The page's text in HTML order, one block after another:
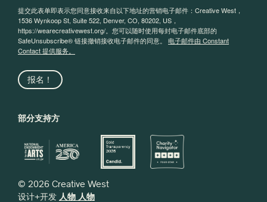
提交此表单即表示您同意接收来自以下地址的营销电子邮件：Creative West，
1536 Wynkoop St, Suite 522, Denver, CO, 80202, US，
https://wearecreativewest.org/。您可以随时使用每封电子邮件底部的
SafeUnsubscribe® 链接撤销接收电子邮件的同意。 电子邮件由 Constant
Contact 提供服务。
报名！
部分支持方
© 2026 Creative West
设计+开发 人物 人物